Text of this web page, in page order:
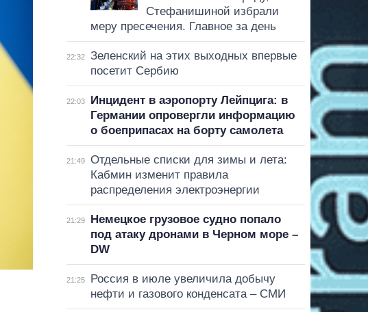
Стефанишиной избрали
меру пресечения. Главное за день
22:32
Зеленский на этих выходных впервые
посетит Сербию
22:03
Инцидент в аэропорту Лейпцига: в
Германии опровергли информацию
о боеприпасах на борту самолета
21:49
Отдельные списки для зимы и лета:
Кабмин изменит правила
распределения электроэнергии
21:29
Немецкое грузовое судно попало
под атаку дронами в Черном море –
DW
21:25
Россия в июле увеличила добычу
нефти и газового конденсата – СМИ